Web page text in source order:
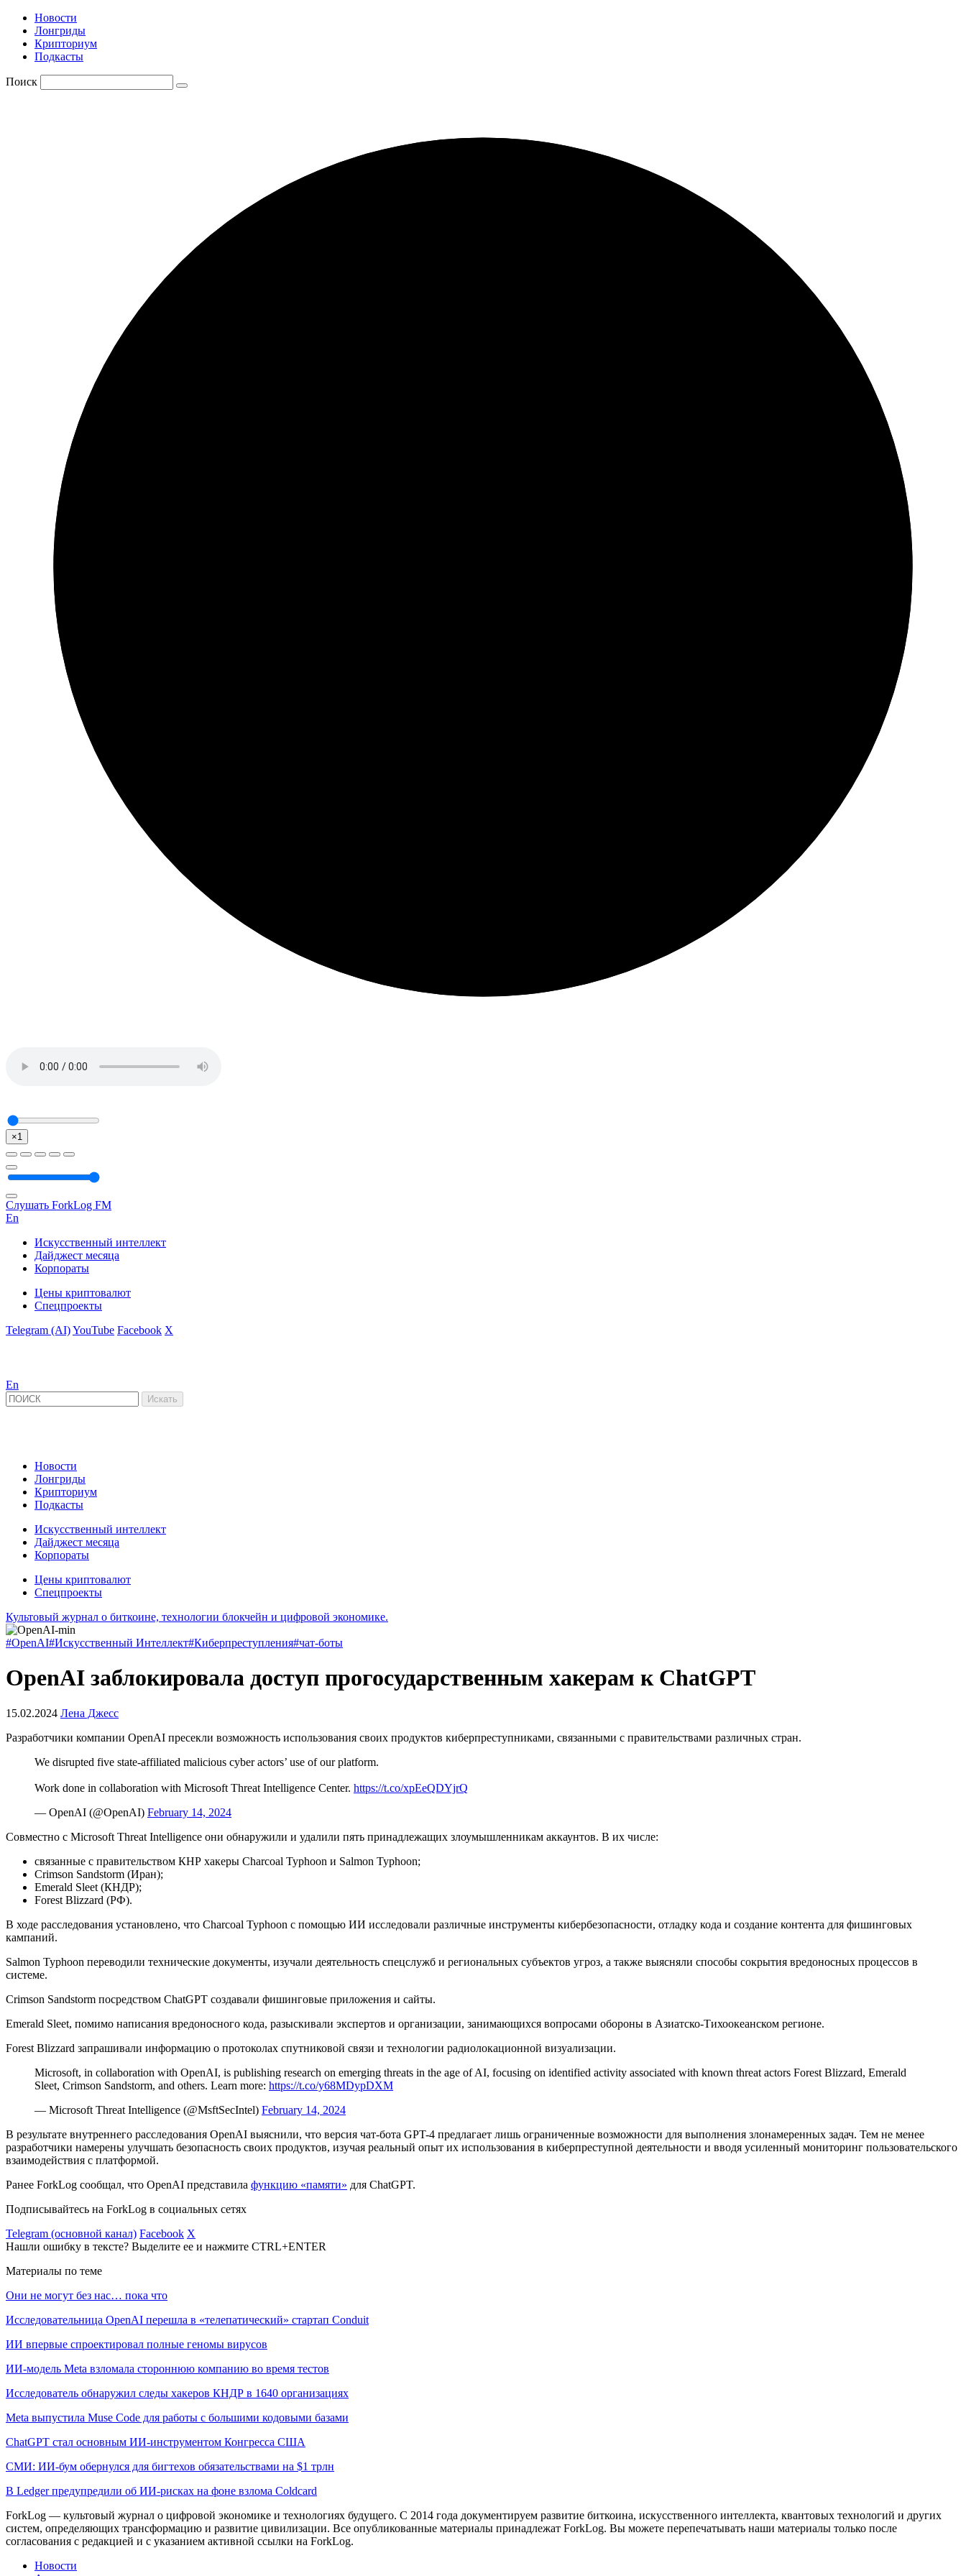
Новости
Лонгриды
Крипториум
Подкасты
Поиск
×1
Слушать ForkLog FM
En
Искусственный интеллект
Дайджест месяца
Корпораты
Цены криптовалют
Спецпроекты
Telegram (AI)YouTube Facebook X
En
Новости
Лонгриды
Крипториум
Подкасты
Искусственный интеллект
Дайджест месяца
Корпораты
Цены криптовалют
Спецпроекты
Культовый журнал о биткоине, технологии блокчейн и цифровой экономике.
#OpenAI#Искусственный Интеллект#Киберпреступления#чат-боты
OpenAI заблокировала доступ прогосударственным хакерам к ChatGPT
15.02.2024 Лена Джесс
Разработчики компании OpenAI пресекли возможность использования своих продуктов киберпреступниками, связанными с правительствами различных стран.
We disrupted five state-affiliated malicious cyber actors’ use of our platform.
Work done in collaboration with Microsoft Threat Intelligence Center. https://t.co/xpEeQDYjrQ
— OpenAI (@OpenAI) February 14, 2024
Совместно с Microsoft Threat Intelligence они обнаружили и удалили пять принадлежащих злоумышленникам аккаунтов. В их числе:
связанные с правительством КНР хакеры Charcoal Typhoon и Salmon Typhoon;
Crimson Sandstorm (Иран);
Emerald Sleet (КНДР);
Forest Blizzard (РФ).
В ходе расследования установлено, что Charcoal Typhoon с помощью ИИ исследовали различные инструменты кибербезопасности, отладку кода и создание контента для фишинговых
кампаний.
Salmon Typhoon переводили технические документы, изучали деятельность спецслужб и региональных субъектов угроз, а также выясняли способы сокрытия вредоносных процессов в
системе.
Crimson Sandstorm посредством ChatGPT создавали фишинговые приложения и сайты.
Emerald Sleet, помимо написания вредоносного кода, разыскивали экспертов и организации, занимающихся вопросами обороны в Азиатско-Тихоокеанском регионе.
Forest Blizzard запрашивали информацию о протоколах спутниковой связи и технологии радиолокационной визуализации.
Microsoft, in collaboration with OpenAI, is publishing research on emerging threats in the age of AI, focusing on identified activity associated with known threat actors Forest Blizzard, Emerald
Sleet, Crimson Sandstorm, and others. Learn more: https://t.co/y68MDypDXM
— Microsoft Threat Intelligence (@MsftSecIntel) February 14, 2024
В результате внутреннего расследования OpenAI выяснили, что версия чат-бота GPT-4 предлагает лишь ограниченные возможности для выполнения злонамеренных задач. Тем не менее
разработчики намерены улучшать безопасность своих продуктов, изучая реальный опыт их использования в киберпреступной деятельности и вводя усиленный мониторинг пользовательского
взаимодействия с платформой.
Ранее ForkLog сообщал, что OpenAI представила функцию «памяти» для ChatGPT.
Подписывайтесь на ForkLog в социальных сетях
Telegram (основной канал) Facebook X
Нашли ошибку в тексте? Выделите ее и нажмите CTRL+ENTER
Материалы по теме
Они не могут без нас… пока что
Исследовательница OpenAI перешла в «телепатический» стартап Conduit
ИИ впервые спроектировал полные геномы вирусов
ИИ-модель Meta взломала стороннюю компанию во время тестов
Исследователь обнаружил следы хакеров КНДР в 1640 организациях
Meta выпустила Muse Code для работы с большими кодовыми базами
ChatGPT стал основным ИИ-инструментом Конгресса США
СМИ: ИИ-бум обернулся для бигтехов обязательствами на $1 трлн
В Ledger предупредили об ИИ-рисках на фоне взлома Coldcard
ForkLog — культовый журнал о цифровой экономике и технологиях будущего. С 2014 года документируем развитие биткоина, искусственного интеллекта, квантовых технологий и других
систем, определяющих трансформацию и развитие цивилизации. Все опубликованные материалы принадлежат ForkLog. Вы можете перепечатывать наши материалы только после
согласования с редакцией и с указанием активной ссылки на ForkLog.
Новости